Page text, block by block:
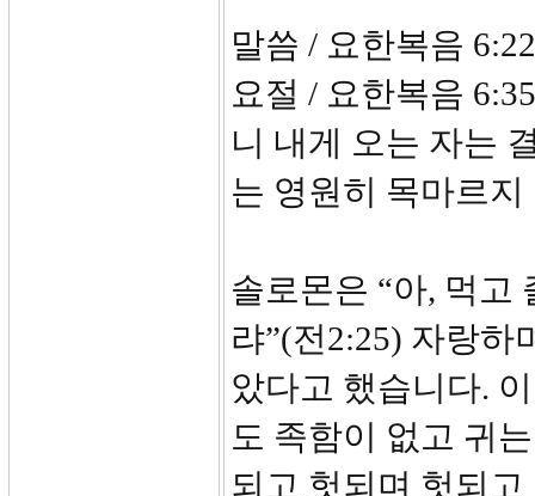
말씀 / 요한복음
요절 / 요한복음
니 내게 오는 자는
는 영원히 목
솔로몬은 “아, 먹고
랴”(전2:25) 자랑하
았다고 했습니다.
도 족함이 없고 귀
되고 헛되며 헛되